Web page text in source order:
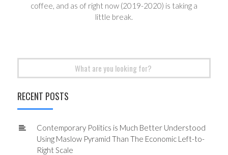
coffee, and as of right now (2019-2020) is taking a
little break.
RECENT POSTS
Contemporary Politics is Much Better Understood
Using Maslow Pyramid Than The Economic Left-to-
Right Scale